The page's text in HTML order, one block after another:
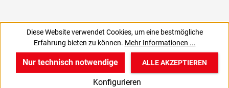
294,03 € 458,00 €
Diese Website verwendet Cookies, um eine bestmögliche
Erfahrung bieten zu können. Mehr Informationen ...
Nur technisch notwendige
Konfigurieren
ALLE AKZEPTIEREN
v B